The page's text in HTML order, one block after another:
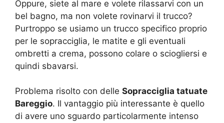
Oppure, siete al mare e volete rilassarvi con un
bel bagno, ma non volete rovinarvi il trucco?
Purtroppo se usiamo un trucco specifico proprio
per le sopracciglia, le matite e gli eventuali
ombretti a crema, possono colare o sciogliersi e
quindi sbavarsi.
Problema risolto con delle Sopracciglia tatuate
Bareggio. Il vantaggio più interessante è quello
di avere uno sguardo particolarmente intenso